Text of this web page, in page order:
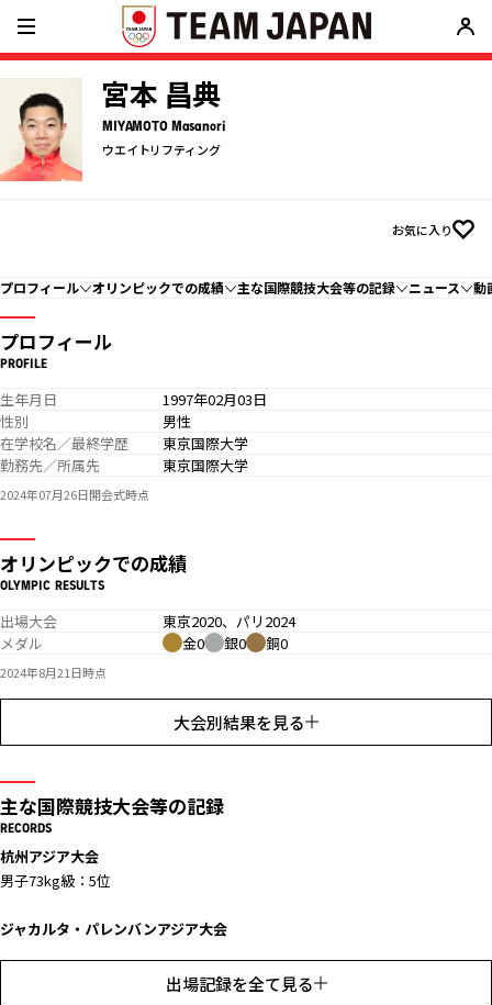
宮本 昌典
MIYAMOTO Masanori
ウエイトリフティング
お気に入り
プロフィール オリンピックでの成績 主な国際競技大会等の記録 ニュース 動
プロフィール
PROFILE
生年月日
1997年02月03日
性別
男性
在学校名／最終学歴
東京国際大学
勤務先／所属先
東京国際大学
2024年07月26日開会式時点
オリンピックでの成績
OLYMPIC RESULTS
出場大会
東京2020、パリ2024
メダル
金0 銀0 銅0
2024年8月21日時点
大会別結果を見る
主な国際競技大会等の記録
RECORDS
杭州アジア大会
男子73kg級：5位
ジャカルタ・パレンバンアジア大会
出場記録を全て見る